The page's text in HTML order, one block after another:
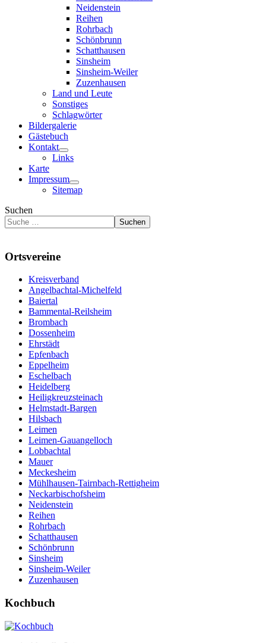
Neidenstein
Reihen
Rohrbach
Schönbrunn
Schatthausen
Sinsheim
Sinsheim-Weiler
Zuzenhausen
Land und Leute
Sonstiges
Schlagwörter
Bildergalerie
Gästebuch
Kontakt
Links
Karte
Impressum
Sitemap
Suchen
Suchen
Ortsvereine
Kreisverband
Angelbachtal-Michelfeld
Baiertal
Bammental-Reilsheim
Brombach
Dossenheim
Ehrstädt
Epfenbach
Eppelheim
Eschelbach
Heidelberg
Heiligkreuzsteinach
Helmstadt-Bargen
Hilsbach
Leimen
Leimen-Gauangelloch
Lobbachtal
Mauer
Meckesheim
Mühlhausen-Tairnbach-Rettigheim
Neckarbischofsheim
Neidenstein
Reihen
Rohrbach
Schatthausen
Schönbrunn
Sinsheim
Sinsheim-Weiler
Zuzenhausen
Kochbuch